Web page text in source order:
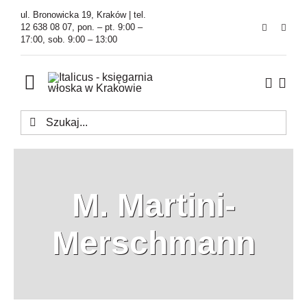
Przejdź
zawartości
ul. Bronowicka 19, Kraków | tel.
12 638 08 07, pon. – pt. 9:00 –
17:00, sob. 9:00 – 13:00
Toggle
Navigation
Księgarnia
Tłumaczenia
O Firmie
Szukaj
M. Martini-
Merschmann